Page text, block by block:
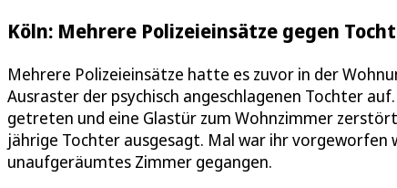
Köln: Mehrere Polizeieinsätze gegen
Mehrere Polizeieinsätze hatte es zuvor in der
Ausraster der psychisch angeschlagenen Tochter
getreten und eine Glastür zum Wohnzimmer
jährige Tochter ausgesagt. Mal war ihr
unaufgeräumtes Zimmer gegangen.